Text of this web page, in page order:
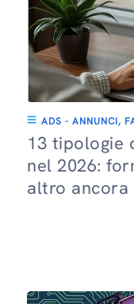
ADS - ANNUNCI,
13 tipologie
nel 2026:
altro ancora